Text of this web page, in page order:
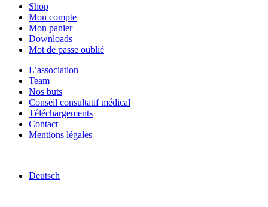
Shop
Mon compte
Mon panier
Downloads
Mot de passe oublié
L’association
Team
Nos buts
Conseil consultatif médical
Téléchargements
Contact
Mentions légales
Deutsch